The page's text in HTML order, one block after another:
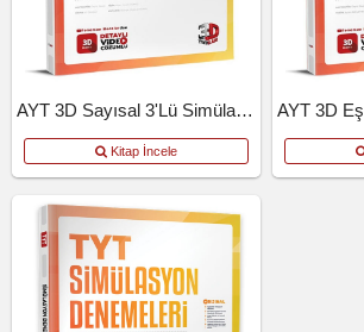
AYT 3D Sayısal 3'lü Simülasyon Deneme
Kitap İncele